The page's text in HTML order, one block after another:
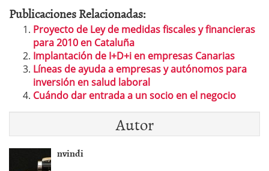
Publicaciones Relacionadas:
Proyecto de Ley de medidas fiscales y financieras
para 2010 en Cataluña
Implantación de I+D+i en empresas Canarias
Líneas de ayuda a empresas y autónomos para
inversión en salud laboral
Cuándo dar entrada a un socio en el negocio
Autor
nvindi